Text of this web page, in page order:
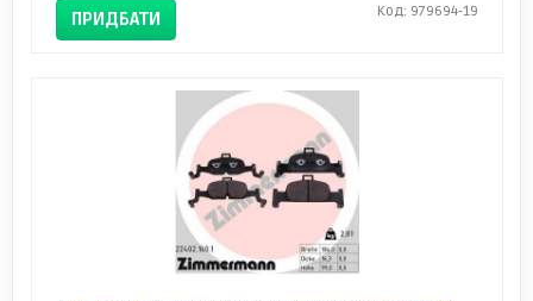
ПРИДБАТИ Код: 979694-19